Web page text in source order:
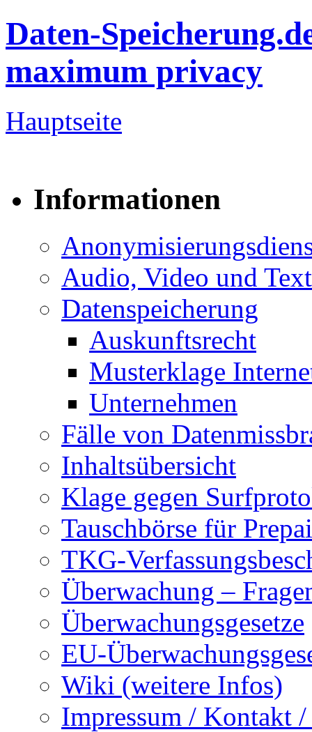
Daten-
maximum privacy
Hauptseite
Informationen
Audio, Video und Text
Datenspeicherung
Auskunftsrecht
Musterklage
Unternehmen
Fälle von
Inhaltsübersicht
Klage gegen
Tauschbörse für
TKG-
Überwachung –
Überwachungsgesetze
EU-
Wiki (weitere Infos)
Impressum / Kontakt